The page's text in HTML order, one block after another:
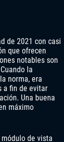
de 2021 con casi
que ofrecen
notables son
la
norma, era
a fin de evitar
Una buena
máximo
de vista